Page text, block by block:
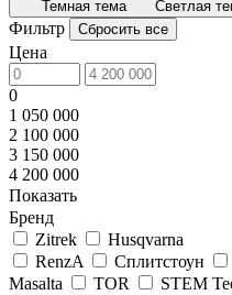
Темная тема Светлая
Фильтр Сбросить все
Цена
0
1 050 000
2 100 000
3 150 000
4 200 000
Показать
Бренд
Zitrek
Husqvarna
RenzA
Сплитстоун
Masalta
TOR STEM